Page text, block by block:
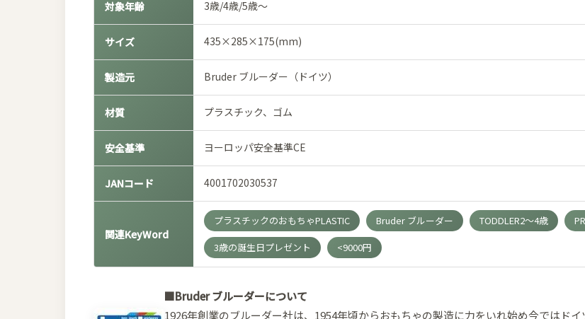
対象年齢 3歳/4歳/5歳～
サイズ 435×285×175(mm)
製造元 Bruder ブルーダー（ドイツ）
材質 プラスチック、ゴム
安全基準 ヨーロッパ安全基準CE
JANコード 4001702030537
関連KeyWord
プラスチックのおもちゃPLASTIC Bruder ブルーダー TODDLER2～4歳
3歳の誕生日プレゼント
<9000円
■Bruder ブルーダーについて
1926年創業のブルーダー社は、1954年頃からおもちゃの製造に力をいれ始め今ではド